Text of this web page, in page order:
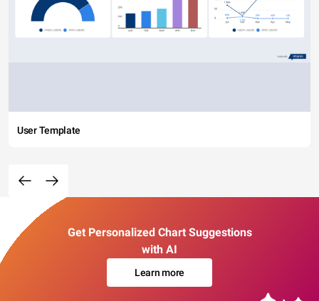
User Template
Get Personalized Chart Suggestions
with AI
Learn more